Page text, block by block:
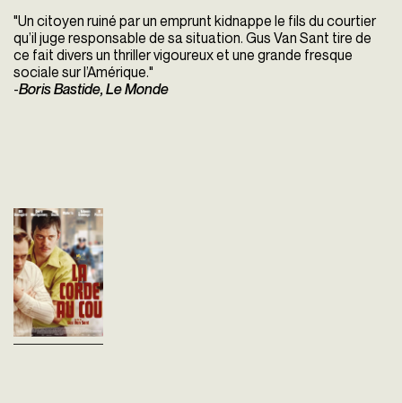
"Un citoyen ruiné par un emprunt kidnappe le fils du courtier
qu’il juge responsable de sa situation. Gus Van Sant tire de
ce fait divers un thriller vigoureux et une grande fresque
sociale sur l’Amérique."
-Boris Bastide, Le Monde
vost - 105'
L’histoire vraie de Tony
Kiritsis, un homme ruiné à
cause d’un
emprunt. À Indianapolis, le 8
février 1977, il kidnappe le fils
du courtier...